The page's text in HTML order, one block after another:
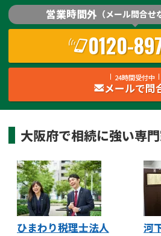
営業時間外 （メール問合せ
0120-
24時間受付中
メールで問
大阪府で相続に強い専
ひまわり税理士法人 河